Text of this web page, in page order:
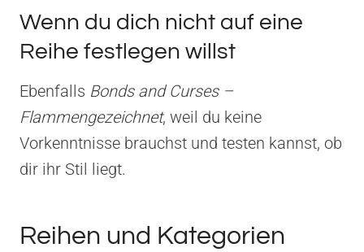
Wenn du dich nicht auf eine
Reihe festlegen willst
Ebenfalls Bonds and Curses –
Flammengezeichnet, weil du keine
Vorkenntnisse brauchst und testen kannst, ob
dir ihr Stil liegt.
Reihen und Kategorien